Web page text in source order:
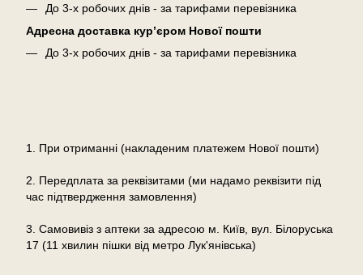
До 3-х робочих днів - за тарифами перевізника
Адресна доставка кур’єром Нової пошти
До 3-х робочих днів - за тарифами перевізника
1. При отриманні (накладеним платежем Нової пошти)
2. Передплата за реквізитами (ми надамо реквізити під
час підтвердження замовлення)
3. Самовивіз з аптеки за адресою м. Київ, вул. Білоруська
17 (11 хвилин пішки від метро Лук'янівська)